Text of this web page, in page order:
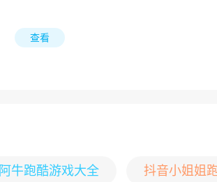
查看
阿牛跑酷游戏大全 抖音小姐姐